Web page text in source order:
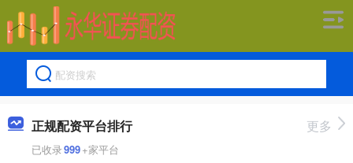
正规配资平台排行
已收录999+家平台
更多